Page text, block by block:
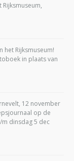
het Rijksmuseum!
in plaats van
12 november
op de
dinsdag 5 dec